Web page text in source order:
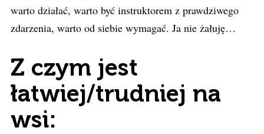
warto działać, warto być instruktorem z prawdziwego
zdarzenia, warto od siebie wymagać. Ja nie żałuję…
Z czym jest
łatwiej/trudniej na
wsi: